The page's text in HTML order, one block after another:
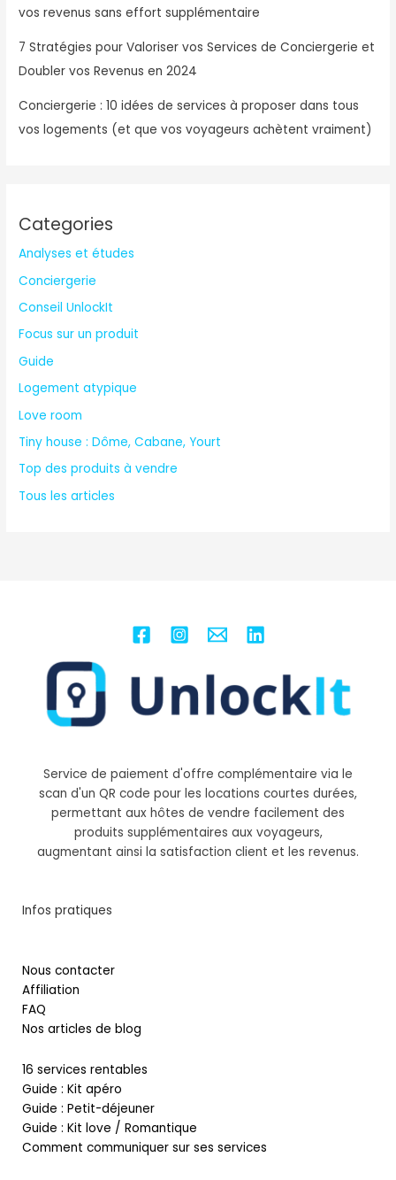
vos revenus sans effort supplémentaire
7 Stratégies pour Valoriser vos Services de Conciergerie et
Doubler vos Revenus en 2024
Conciergerie : 10 idées de services à proposer dans tous
vos logements (et que vos voyageurs achètent vraiment)
Categories
Analyses et études
Conciergerie
Conseil UnlockIt
Focus sur un produit
Guide
Logement atypique
Love room
Tiny house : Dôme, Cabane, Yourt
Top des produits à vendre
Tous les articles
Service de paiement d'offre complémentaire via le
scan d'un QR code pour les locations courtes durées,
permettant aux hôtes de vendre facilement des
produits supplémentaires aux voyageurs,
augmentant ainsi la satisfaction client et les revenus.
Infos pratiques
Nous contacter
Affiliation
FAQ
Nos articles de blog
16 services rentables
Guide : Kit apéro
Guide : Petit-déjeuner
Guide : Kit love / Romantique
Comment communiquer sur ses services